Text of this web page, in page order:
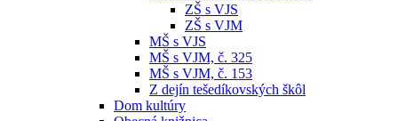
ZŠ s VJS
ZŠ s VJM
MŠ s VJS
MŠ s VJM, č. 325
MŠ s VJM, č. 153
Z dejín tešedíkovských škôl
Dom kultúry